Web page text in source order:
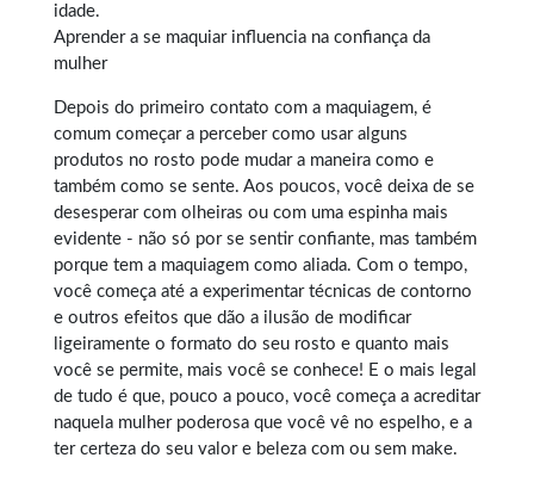
idade.
Aprender a se maquiar influencia na confiança da
mulher
Depois do primeiro contato com a maquiagem, é
comum começar a perceber como usar alguns
produtos no rosto pode mudar a maneira como e
também como se sente. Aos poucos, você deixa de se
desesperar com olheiras ou com uma espinha mais
evidente - não só por se sentir confiante, mas também
porque tem a maquiagem como aliada. Com o tempo,
você começa até a experimentar técnicas de contorno
e outros efeitos que dão a ilusão de modificar
ligeiramente o formato do seu rosto e quanto mais
você se permite, mais você se conhece! E o mais legal
de tudo é que, pouco a pouco, você começa a acreditar
naquela mulher poderosa que você vê no espelho, e a
ter certeza do seu valor e beleza com ou sem make.